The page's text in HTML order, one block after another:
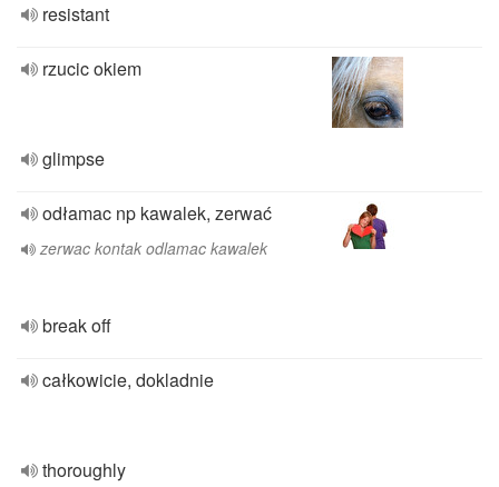
resistant
rzucic okiem
glimpse
odłamac np kawalek, zerwać
zerwac kontak odlamac kawalek
break off
całkowicie, dokladnie
thoroughly